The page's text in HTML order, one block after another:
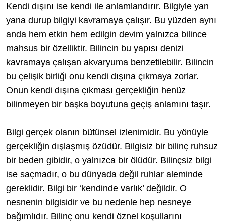
Kendi dışını ise kendi ile anlamlandırır. Bilgiyle yan
yana durup bilgiyi kavramaya çalışır. Bu yüzden aynı
anda hem etkin hem edilgin devim yalnızca bilince
mahsus bir özelliktir. Bilincin bu yapısı denizi
kavramaya çalışan akvaryuma benzetilebilir. Bilincin
bu çelişik birliği onu kendi dışına çıkmaya zorlar.
Onun kendi dışına çıkması gerçekliğin henüz
bilinmeyen bir başka boyutuna geçiş anlamını taşır.
Bilgi gerçek olanın bütünsel izlenimidir. Bu yönüyle
gerçekliğin dışlaşmış özüdür. Bilgisiz bir bilinç ruhsuz
bir beden gibidir, o yalnızca bir ölüdür. Bilinçsiz bilgi
ise saçmadır, o bu dünyada değil ruhlar aleminde
gereklidir. Bilgi bir ‘kendinde varlık’ değildir. O
nesnenin bilgisidir ve bu nedenle hep nesneye
bağımlıdır. Bilinç onu kendi öznel koşullarını